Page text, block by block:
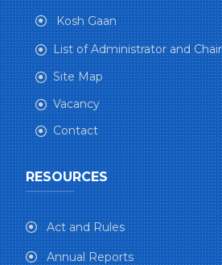
Kosh Gaan
List of Administrator and
Site Map
Vacancy
Contact
RESOURCES
Act and Rules
Annual Reports